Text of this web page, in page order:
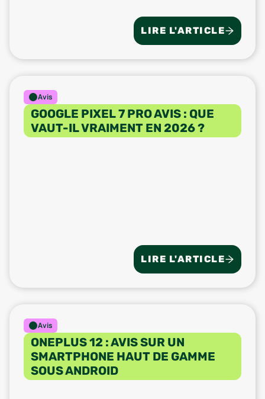
LIRE L'ARTICLE
Avis
GOOGLE PIXEL 7 PRO AVIS : QUE
VAUT-IL VRAIMENT EN 2026 ?
LIRE L'ARTICLE
Avis
ONEPLUS 12 : AVIS SUR UN
SMARTPHONE HAUT DE GAMME
SOUS ANDROID